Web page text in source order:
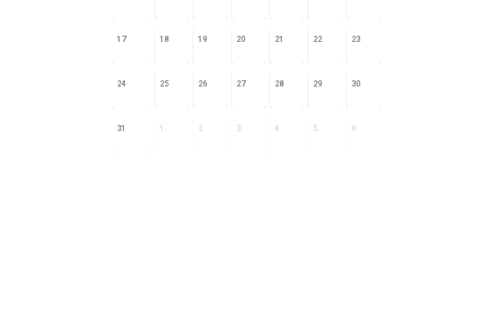
17 18 19 20 21 22 23
24 25 26 27 28 29 30
31 1 2 3 4 5 6